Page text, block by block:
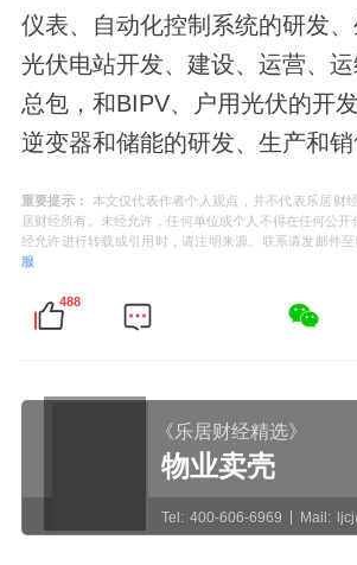
仪表、自动化控制系统的研发、
光伏电站开发、建设、运营、
总包，和BIPV、户用光伏的开
逆变器和储能的研发、生产和销
重要提示：
本文仅代表作者个人观点，并不代表乐居财
居财经所有。未经允许，任何单位或个人不得在任何公开
经允许进行转载或引用时，请注明来源。联系请发邮件至
服
488
《乐居财经精选》
物业卖壳
Tel: 400-606-6969 Mail: